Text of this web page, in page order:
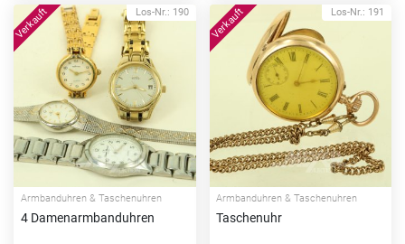
Los-Nr.: 190
Armbanduhren & Taschenuhren
4 Damenarmbanduhren
Los-Nr.: 191
Armbanduhren & Taschenuhren
Taschenuhr